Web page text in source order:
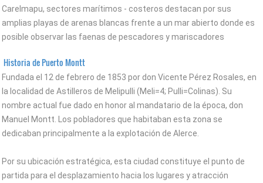
Carelmapu, sectores marítimos - costeros destacan por sus
amplias playas de arenas blancas frente a un mar abierto donde es
posible observar las faenas de pescadores y mariscadores
Historia de Puerto Montt
Fundada el 12 de febrero de 1853 por don Vicente Pérez Rosales, en
la localidad de Astilleros de Melipulli (Meli=4; Pulli=Colinas). Su
nombre actual fue dado en honor al mandatario de la época, don
Manuel Montt. Los pobladores que habitaban esta zona se
dedicaban principalmente a la explotación de Alerce.
Por su ubicación estratégica, esta ciudad constituye el punto de
partida para el desplazamiento hacia los lugares y atracción